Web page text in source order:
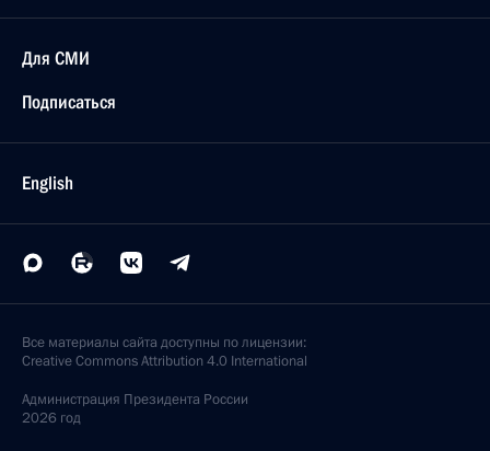
Для СМИ
Подписаться
English
Все материалы сайта доступны по лицензии:
Creative Commons Attribution 4.0 International
Администрация Президента России
2026 год